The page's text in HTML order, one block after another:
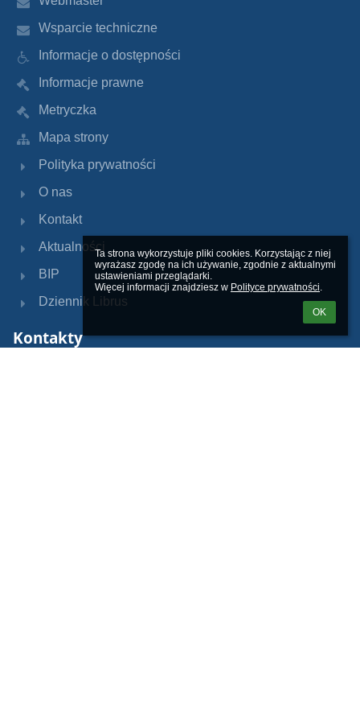
Ta strona wykorzystuje pliki cookies. Korzystając z niej
wyrażasz zgodę na ich używanie, zgodnie z aktualnymi
ustawieniami przeglądarki.
Więcej informacji znajdziesz w Polityce prywatności.
OK
Wsparcie techniczne
Informacje o dostępności
Informacje prawne
Metryczka
Mapa strony
Polityka prywatności
O nas
Kontakt
Aktualności
BIP
Dziennik Librus
Kontakty